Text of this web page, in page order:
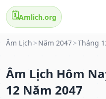
🗓️Amlich.org
Âm Lịch > Năm 2047>Tháng
Âm Lịch Hôm
12 Năm 2047